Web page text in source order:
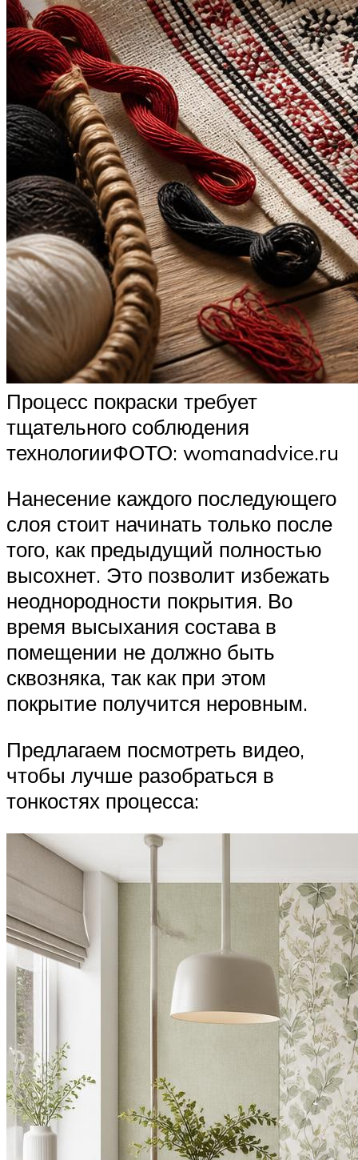
Процесс покраски требует
тщательного соблюдения
технологииФОТО: womanadvice.ru
Нанесение каждого последующего
слоя стоит начинать только после
того, как предыдущий полностью
высохнет. Это позволит избежать
неоднородности покрытия. Во
время высыхания состава в
помещении не должно быть
сквозняка, так как при этом
покрытие получится неровным.
Предлагаем посмотреть видео,
чтобы лучше разобраться в
тонкостях процесса: